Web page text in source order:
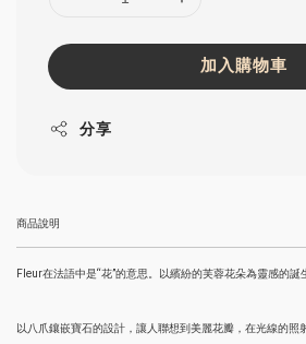
加入購物車
分享
商品說明
Fleur在法語中是“花”的意思。以繽紛的芙蓉花朵為靈感的誕
以八爪鑲嵌寶石的設計，讓人聯想到美麗花瓣，在光線的照